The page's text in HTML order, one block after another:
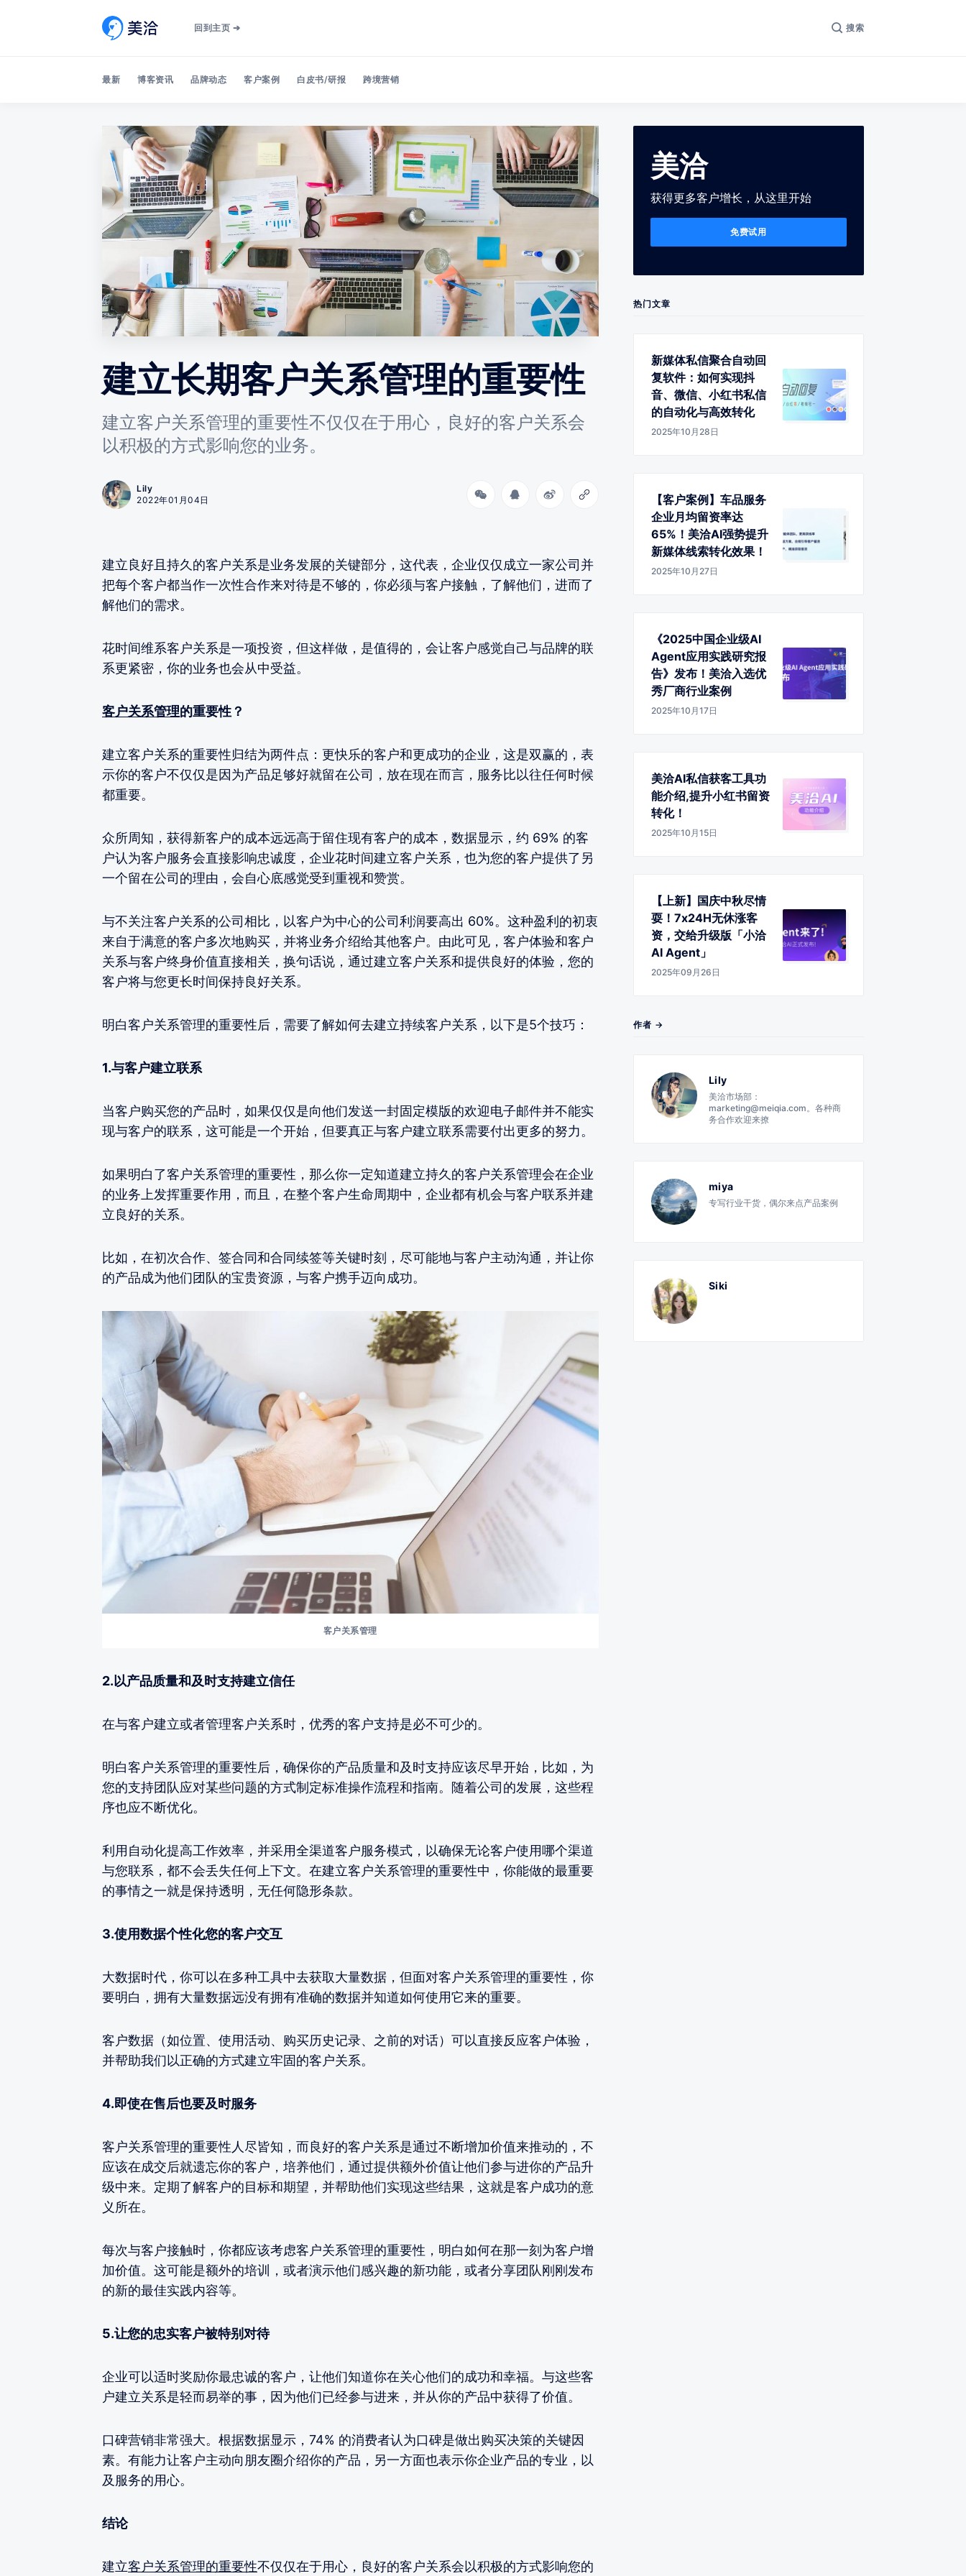
回到主页 ➔ 搜索
Search 美洽博客
最新 博客资讯 品牌动态 客户案例 白皮书/研报 跨境营销
建立长期客户关系管理的重要性
建立客户关系管理的重要性不仅仅在于用心，良好的客户关系会
以积极的方式影响您的业务。
Lily
2022年01月04日
建立良好且持久的客户关系是业务发展的关键部分，这代表，企业仅仅成立一家公司并
把每个客户都当作一次性合作来对待是不够的，你必须与客户接触，了解他们，进而了
解他们的需求。
花时间维系客户关系是一项投资，但这样做，是值得的，会让客户感觉自己与品牌的联
系更紧密，你的业务也会从中受益。
客户关系管理的重要性？
建立客户关系的重要性归结为两件点：更快乐的客户和更成功的企业，这是双赢的，表
示你的客户不仅仅是因为产品足够好就留在公司，放在现在而言，服务比以往任何时候
都重要。
众所周知，获得新客户的成本远远高于留住现有客户的成本，数据显示，约 69% 的客
户认为客户服务会直接影响忠诚度，企业花时间建立客户关系，也为您的客户提供了另
一个留在公司的理由，会自心底感觉受到重视和赞赏。
与不关注客户关系的公司相比，以客户为中心的公司利润要高出 60%。这种盈利的初衷
来自于满意的客户多次地购买，并将业务介绍给其他客户。由此可见，客户体验和客户
关系与客户终身价值直接相关，换句话说，通过建立客户关系和提供良好的体验，您的
客户将与您更长时间保持良好关系。
明白客户关系管理的重要性后，需要了解如何去建立持续客户关系，以下是5个技巧：
1.与客户建立联系
当客户购买您的产品时，如果仅仅是向他们发送一封固定模版的欢迎电子邮件并不能实
现与客户的联系，这可能是一个开始，但要真正与客户建立联系需要付出更多的努力。
如果明白了客户关系管理的重要性，那么你一定知道建立持久的客户关系管理会在企业
的业务上发挥重要作用，而且，在整个客户生命周期中，企业都有机会与客户联系并建
立良好的关系。
比如，在初次合作、签合同和合同续签等关键时刻，尽可能地与客户主动沟通，并让你
的产品成为他们团队的宝贵资源，与客户携手迈向成功。
客户关系管理
2.以产品质量和及时支持建立信任
在与客户建立或者管理客户关系时，优秀的客户支持是必不可少的。
明白客户关系管理的重要性后，确保你的产品质量和及时支持应该尽早开始，比如，为
您的支持团队应对某些问题的方式制定标准操作流程和指南。随着公司的发展，这些程
序也应不断优化。
利用自动化提高工作效率，并采用全渠道客户服务模式，以确保无论客户使用哪个渠道
与您联系，都不会丢失任何上下文。在建立客户关系管理的重要性中，你能做的最重要
的事情之一就是保持透明，无任何隐形条款。
3.使用数据个性化您的客户交互
大数据时代，你可以在多种工具中去获取大量数据，但面对客户关系管理的重要性，你
要明白，拥有大量数据远没有拥有准确的数据并知道如何使用它来的重要。
客户数据（如位置、使用活动、购买历史记录、之前的对话）可以直接反应客户体验，
并帮助我们以正确的方式建立牢固的客户关系。
4.即使在售后也要及时服务
客户关系管理的重要性人尽皆知，而良好的客户关系是通过不断增加价值来推动的，不
应该在成交后就遗忘你的客户，培养他们，通过提供额外价值让他们参与进你的产品升
级中来。定期了解客户的目标和期望，并帮助他们实现这些结果，这就是客户成功的意
义所在。
每次与客户接触时，你都应该考虑客户关系管理的重要性，明白如何在那一刻为客户增
加价值。这可能是额外的培训，或者演示他们感兴趣的新功能，或者分享团队刚刚发布
的新的最佳实践内容等。
5.让您的忠实客户被特别对待
企业可以适时奖励你最忠诚的客户，让他们知道你在关心他们的成功和幸福。与这些客
户建立关系是轻而易举的事，因为他们已经参与进来，并从你的产品中获得了价值。
口碑营销非常强大。根据数据显示，74% 的消费者认为口碑是做出购买决策的关键因
素。有能力让客户主动向朋友圈介绍你的产品，另一方面也表示你企业产品的专业，以
及服务的用心。
结论
建立客户关系管理的重要性不仅仅在于用心，良好的客户关系会以积极的方式影响您的
美洽
获得更多客户增长，从这里开始
免费试用
热门文章
新媒体私信聚合自动回
复软件：如何实现抖
音、微信、小红书私信
的自动化与高效转化
2025年10月28日
【客户案例】车品服务
企业月均留资率达
65%！美洽AI强势提升
新媒体线索转化效果！
2025年10月27日
《2025中国企业级AI
Agent应用实践研究报
告》发布！美洽入选优
秀厂商行业案例
2025年10月17日
美洽AI私信获客工具功
能介绍,提升小红书留资
转化！
2025年10月15日
【上新】国庆中秋尽情
耍！7x24H无休涨客
资，交给升级版「小洽
AI Agent」
2025年09月26日
作者 →
Lily
美洽市场部：
marketing@meiqia.com。各种商
务合作欢迎来撩
miya
专写行业干货，偶尔来点产品案例
Siki